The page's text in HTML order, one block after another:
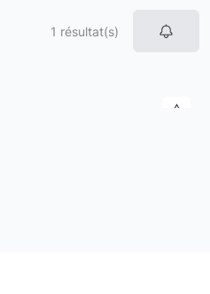
1 résultat(s)